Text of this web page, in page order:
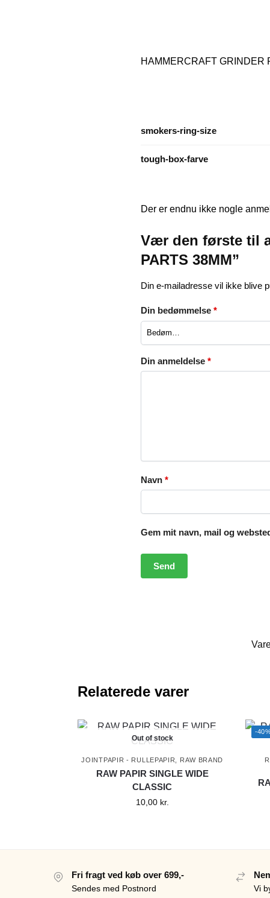
HAMMERCRAFT GRINDER
smokers-ring-size
tough-box-farve
Der er endnu ikke nogle
Vær den første til
PARTS 38MM”
Din e-mailadresse vil ikke blive
Din bedømmelse *
Din anmeldelse *
Navn *
Gem mit navn, mail og
Relaterede varer
Out of stock
JOINTPAPIR - RULLEPAPIR RAW BRAND
RAW PAPIR SINGLE WIDE
CLASSIC
10,00 kr.
-
Fri fragt ved køb over 699,-
Sendes med Postnord Vi